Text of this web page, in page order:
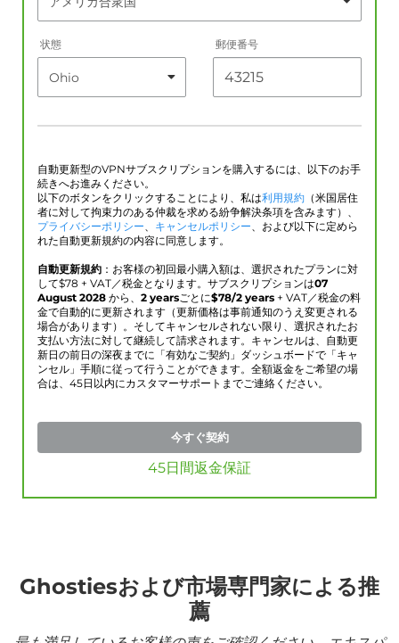
状態 郵便番号
自動更新型のVPNサブスクリプションを購入するには、以下のお手
続きへお進みください。
以下のボタンをクリックすることにより、私は利用規約 （米国居住
者に対して拘束力のある仲裁を求める紛争解決条項を含みます）、
プライバシーポリシー、 キャンセルポリシー、および以下に定めら
れた自動更新規約の内容に同意します。
自動更新規約 ：お客様の初回最小購入額は、選択されたプランに対
して$78 + VAT／税金となります。サブスクリプションは07
August 2028 から、 2 yearsごとに$78/2 years + VAT／税金の料
金で自動的に更新されます（更新価格は事前通知のうえ変更される
場合があります）。そしてキャンセルされない限り、選択されたお
支払い方法に対して継続して請求されます。キャンセルは、自動更
新日の前日の深夜までに「有効なご契約」ダッシュボードで「キャ
ンセル」手順に従って行うことができます。全額返金をご希望の場
合は、45日以内にカスタマーサポートまでご連絡ください。
今すぐ契約
45日間返金保証
Ghostiesおよび市場専門家による推
薦